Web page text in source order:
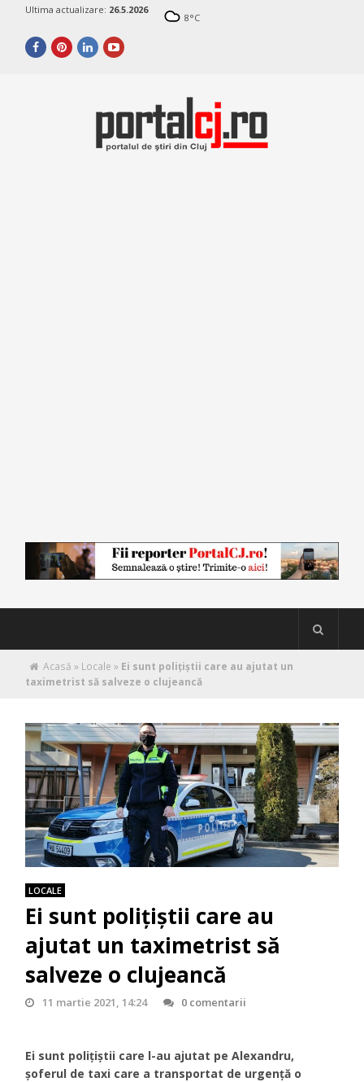
Ultima actualizare: 26.5.2026
8°C
Acasă » Locale » Ei sunt polițiștii care au ajutat un
taximetrist să salveze o clujeancă
LOCALE
Ei sunt polițiștii care au
ajutat un taximetrist să
salveze o clujeancă
11 martie 2021, 14:24 0 comentarii
Ei sunt polițiștii care l-au ajutat pe Alexandru,
șoferul de taxi care a transportat de urgență o